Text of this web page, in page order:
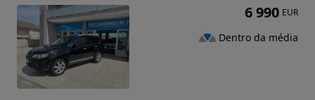
6 990 EUR
Dentro da média